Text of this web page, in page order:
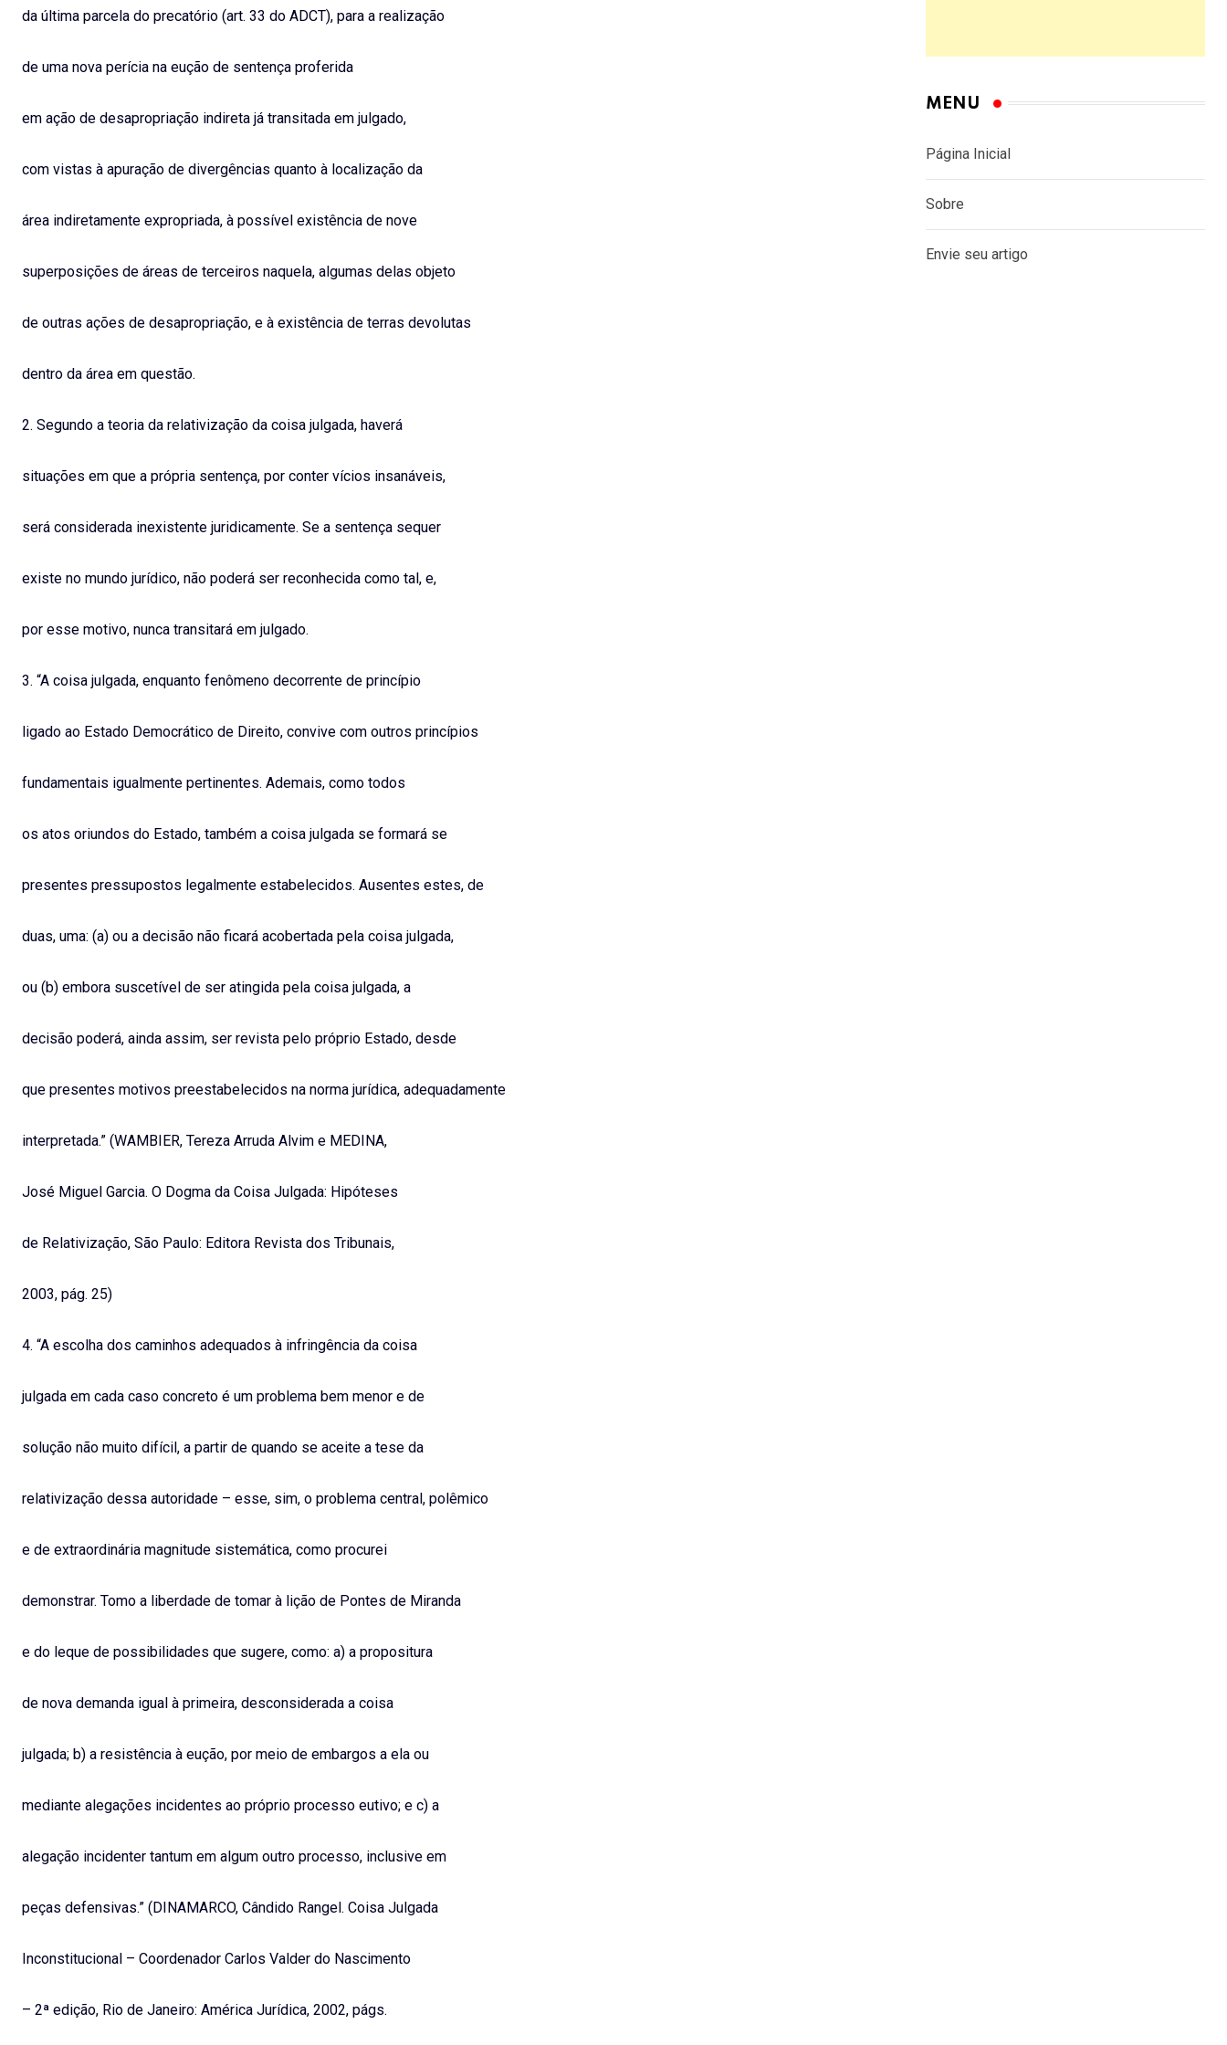
da última parcela do precatório (art. 33 do ADCT), para a realização
de uma nova perícia na eução de sentença proferida
em ação de desapropriação indireta já transitada em julgado,
com vistas à apuração de divergências quanto à localização da
área indiretamente expropriada, à possível existência de nove
superposições de áreas de terceiros naquela, algumas delas objeto
de outras ações de desapropriação, e à existência de terras devolutas
dentro da área em questão.
2. Segundo a teoria da relativização da coisa julgada, haverá
situações em que a própria sentença, por conter vícios insanáveis,
será considerada inexistente juridicamente. Se a sentença sequer
existe no mundo jurídico, não poderá ser reconhecida como tal, e,
por esse motivo, nunca transitará em julgado.
3. “A coisa julgada, enquanto fenômeno decorrente de princípio
ligado ao Estado Democrático de Direito, convive com outros princípios
fundamentais igualmente pertinentes. Ademais, como todos
os atos oriundos do Estado, também a coisa julgada se formará se
presentes pressupostos legalmente estabelecidos. Ausentes estes, de
duas, uma: (a) ou a decisão não ficará acobertada pela coisa julgada,
ou (b) embora suscetível de ser atingida pela coisa julgada, a
decisão poderá, ainda assim, ser revista pelo próprio Estado, desde
que presentes motivos preestabelecidos na norma jurídica, adequadamente
interpretada.” (WAMBIER, Tereza Arruda Alvim e MEDINA,
José Miguel Garcia. O Dogma da Coisa Julgada: Hipóteses
de Relativização, São Paulo: Editora Revista dos Tribunais,
2003, pág. 25)
4. “A escolha dos caminhos adequados à infringência da coisa
julgada em cada caso concreto é um problema bem menor e de
solução não muito difícil, a partir de quando se aceite a tese da
relativização dessa autoridade – esse, sim, o problema central, polêmico
e de extraordinária magnitude sistemática, como procurei
demonstrar. Tomo a liberdade de tomar à lição de Pontes de Miranda
e do leque de possibilidades que sugere, como: a) a propositura
de nova demanda igual à primeira, desconsiderada a coisa
julgada; b) a resistência à eução, por meio de embargos a ela ou
mediante alegações incidentes ao próprio processo eutivo; e c) a
alegação incidenter tantum em algum outro processo, inclusive em
peças defensivas.” (DINAMARCO, Cândido Rangel. Coisa Julgada
Inconstitucional – Coordenador Carlos Valder do Nascimento
– 2ª edição, Rio de Janeiro: América Jurídica, 2002, págs.
MENU
Página Inicial
Sobre
Envie seu artigo